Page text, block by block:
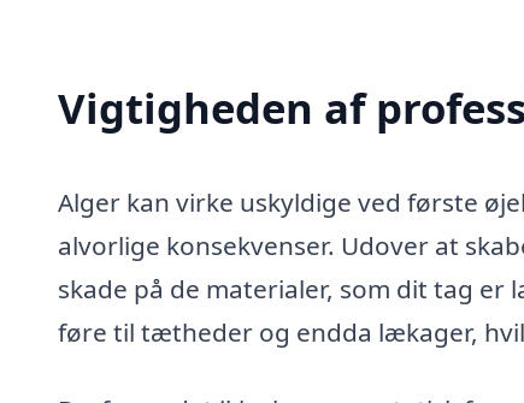
Vigtigheden af
Alger kan virke uskyldige ved første
alvorlige konsekvenser. Udover at
skade på de materialer, som dit tag
føre til tætheder og endda lækager,